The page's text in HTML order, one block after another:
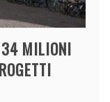
34 MILIONI